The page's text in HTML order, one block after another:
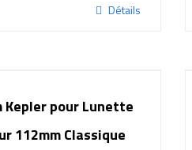
Détails
Kepler pour Lunette
112mm Classique